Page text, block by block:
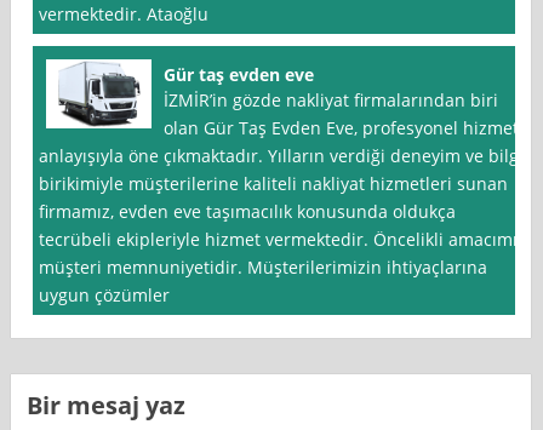
vermektedir. Ataoğlu
Gür taş evden eve
İZMİR’in gözde nakliyat firmalarından biri
olan Gür Taş Evden Eve, profesyonel hizmet
anlayışıyla öne çıkmaktadır. Yılların verdiği deneyim ve bilgi
birikimiyle müşterilerine kaliteli nakliyat hizmetleri sunan
firmamız, evden eve taşımacılık konusunda oldukça
tecrübeli ekipleriyle hizmet vermektedir. Öncelikli amacımız
müşteri memnuniyetidir. Müşterilerimizin ihtiyaçlarına
uygun çözümler
Bir mesaj yaz